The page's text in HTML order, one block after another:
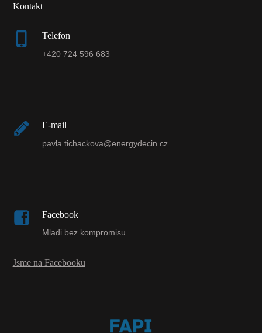
Kontakt
Telefon
+420 724 596 683
E-mail
pavla.tichackova@energydecin.cz
Facebook
Mladi.bez.kompromisu
Jsme na Facebooku